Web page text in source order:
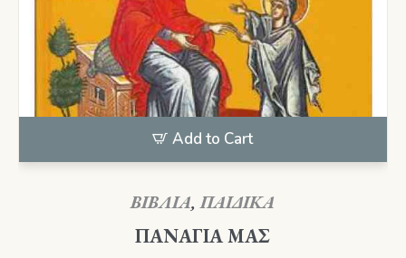
Add to Cart
ΒΙΒΛΙΑ,ΠΑΙΔΙΚΑ
ΠΑΝΑΓΙΑ ΜΑΣ